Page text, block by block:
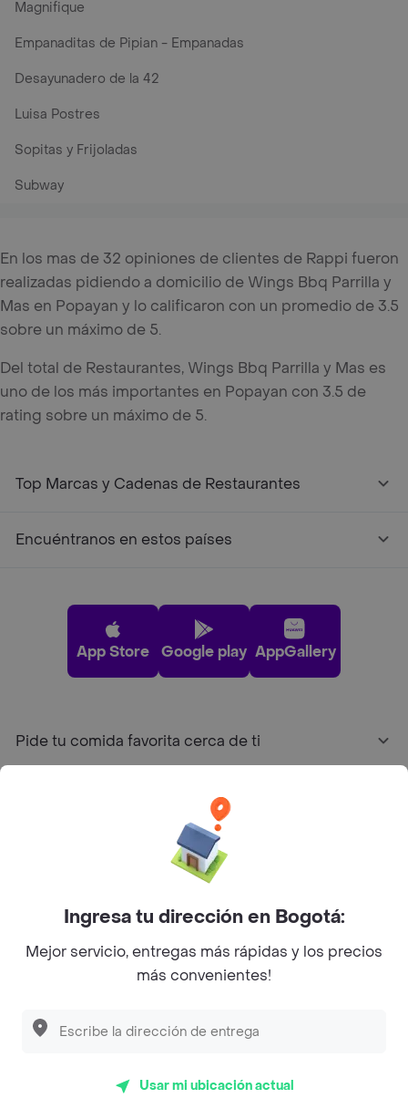
Magnifique
Empanaditas de Pipian - Empanadas
Desayunadero de la 42
Luisa Postres
Sopitas y Frijoladas
Subway
En los mas de 32 opiniones de clientes de Rappi fueron
realizadas pidiendo a domicilio de Wings Bbq Parrilla y
Mas en Popayan y lo calificaron con un promedio de 3.5
sobre un máximo de 5.
Del total de Restaurantes, Wings Bbq Parrilla y Mas es
uno de los más importantes en Popayan con 3.5 de
rating sobre un máximo de 5.
Top Marcas y Cadenas de Restaurantes
Encuéntranos en estos países
App Store Google play AppGallery
Pide tu comida favorita cerca de ti
Sobre Rappi
Facebook
TwitterInstagram
Ingresa tu dirección en Bogotá:
Mejor servicio, entregas más rápidas y los precios
más convenientes!
Usar mi ubicación actual